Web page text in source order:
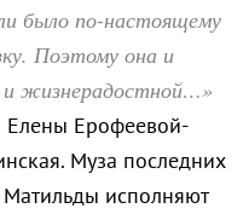
было по-настоящему
Поэтому она и
и жизнерадостной…»
Елены Ерофеевой-
Муза последних
исполняют